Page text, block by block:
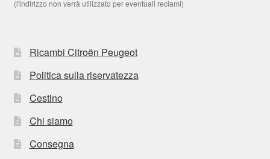
(l'indirizzo non verrà utilizzato per eventuali reclami)
Ricambi Citroën Peugeot
Politica sulla riservatezza
Cestino
Chi siamo
Consegna